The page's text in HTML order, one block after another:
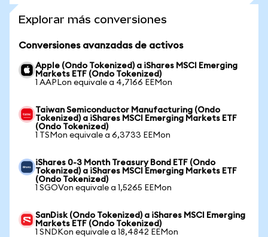
Explorar más conversiones
Conversiones avanzadas de activos
Apple (Ondo Tokenized) a iShares MSCI Emerging
Markets ETF (Ondo Tokenized)
1 AAPLon equivale a 4,7166 EEMon
Taiwan Semiconductor Manufacturing (Ondo
Tokenized) a iShares MSCI Emerging Markets ETF
(Ondo Tokenized)
1 TSMon equivale a 6,3733 EEMon
iShares 0-3 Month Treasury Bond ETF (Ondo
Tokenized) a iShares MSCI Emerging Markets ETF
(Ondo Tokenized)
1 SGOVon equivale a 1,5265 EEMon
SanDisk (Ondo Tokenized) a iShares MSCI Emerging
Markets ETF (Ondo Tokenized)
1 SNDKon equivale a 18,4842 EEMon